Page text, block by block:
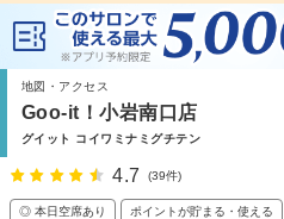
地図・アクセス
Goo-it！小岩南口店
グイット コイワミナミグチテン
4.7 (39件)
◎ 本日空席あり ポイントが貯まる・使える